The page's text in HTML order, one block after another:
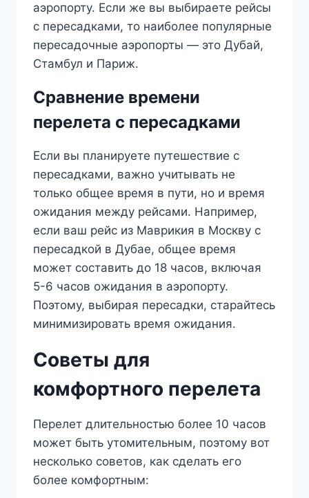
аэропорту. Если же вы выбираете рейсы
с пересадками, то наиболее популярные
пересадочные аэропорты — это Дубай,
Стамбул и Париж.
Сравнение времени
перелета с пересадками
Если вы планируете путешествие с
пересадками, важно учитывать не
только общее время в пути, но и время
ожидания между рейсами. Например,
если ваш рейс из Маврикия в Москву с
пересадкой в Дубае, общее время
может составить до 18 часов, включая
5-6 часов ожидания в аэропорту.
Поэтому, выбирая пересадки, старайтесь
минимизировать время ожидания.
Советы для
комфортного перелета
Перелет длительностью более 10 часов
может быть утомительным, поэтому вот
несколько советов, как сделать его
более комфортным: